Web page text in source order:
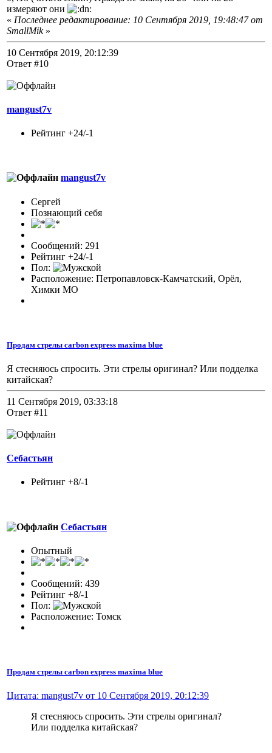
измеряют они
« Последнее редактирование: 10 Сентября 2019, 19:48:47 от
SmallMik»
10 Сентября 2019, 20:12:39
Ответ #10
mangust7v
Рейтинг +24/-1
mangust7v
Сергей
Познающий себя
Сообщений: 291
Рейтинг +24/-1
Пол:
Расположение: Петропавловск-Камчатский, Орёл,
Химки МО
Продам стрелы carbon express maxima blue
Я стесняюсь спросить. Эти стрелы оригинал? Или подделка
китайская?
11 Сентября 2019, 03:33:18
Ответ #11
Себастьян
Рейтинг +8/-1
Себастьян
Опытный
Сообщений: 439
Рейтинг +8/-1
Пол:
Расположение: Томск
Продам стрелы carbon express maxima blue
Цитата: mangust7v от 10 Сентября 2019, 20:12:39
Я стесняюсь спросить. Эти стрелы оригинал?
Или подделка китайская?